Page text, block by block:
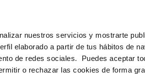
nuestros servicios y mostrarte
elaborado a partir de tus hábitos de
de redes sociales. Puedes aceptar
o rechazar las cookies de forma
MODIFICACIÓN DE DATOS
COMPROMISO DE SERVICIO
CUIDADOS DEL AGUA
Conócenos Nuestros